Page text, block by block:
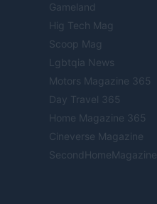
Gameland
Hig Tech Mag
Scoop Mag
Lgbtqia News
Motors Magazine 365
Day Travel 365
Home Magazine 365
Cineverse Magazine
SecondHomeMagazine